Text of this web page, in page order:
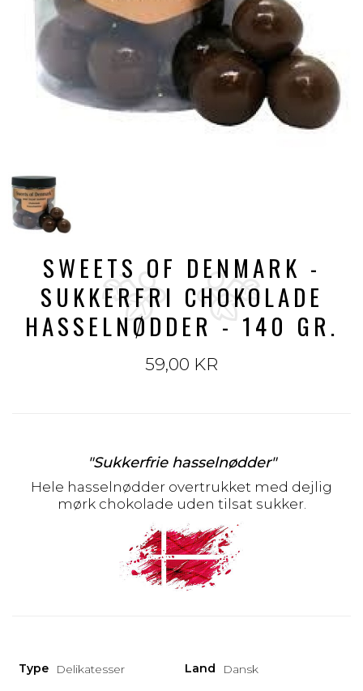
SWEETS OF DENMARK -
SUKKERFRI CHOKOLADE
HASSELNØDDER - 140 GR.
59,00 KR
"Sukkerfrie hasselnødder"
Hele hasselnødder overtrukket med dejlig
mørk chokolade uden tilsat sukker.
Type Delikatesser Land Dansk